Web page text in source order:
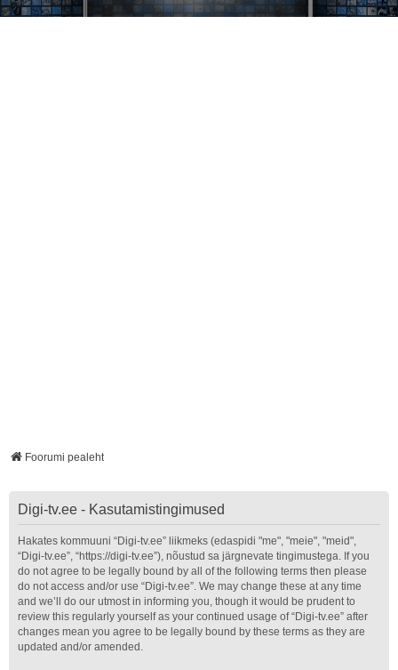
Foorumi pealeht
Digi-tv.ee - Kasutamistingimused
Hakates kommuuni “Digi-tv.ee” liikmeks (edaspidi "me", "meie", "meid",
“Digi-tv.ee”, “https://digi-tv.ee”), nõustud sa järgnevate tingimustega. If you
do not agree to be legally bound by all of the following terms then please
do not access and/or use “Digi-tv.ee”. We may change these at any time
and we’ll do our utmost in informing you, though it would be prudent to
review this regularly yourself as your continued usage of “Digi-tv.ee” after
changes mean you agree to be legally bound by these terms as they are
updated and/or amended.